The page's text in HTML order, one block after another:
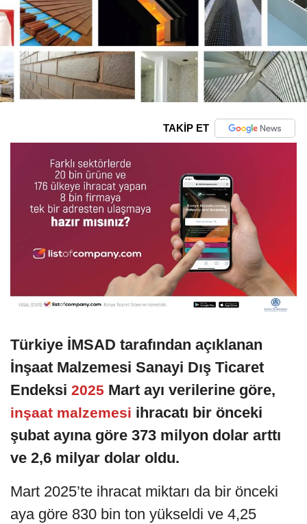
TAKİP ET
Türkiye İMSAD tarafından açıklanan
İnşaat Malzemesi Sanayi Dış Ticaret
Endeksi 2025 Mart ayı verilerine göre,
inşaat malzemesi ihracatı bir önceki
şubat ayına göre 373 milyon dolar arttı
ve 2,6 milyar dolar oldu.
Mart 2025’te ihracat miktarı da bir önceki
aya göre 830 bin ton yükseldi ve 4,25